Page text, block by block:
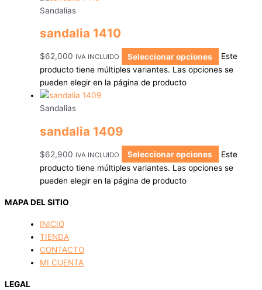
Sandalias
sandalia 1410
$62,000 IVA INCLUIDO Seleccionar opciones
Este
producto tiene múltiples variantes. Las opciones se
pueden elegir en la página de producto
Sandalias
sandalia 1409
$62,900 IVA INCLUIDO Seleccionar opciones
Este
producto tiene múltiples variantes. Las opciones se
pueden elegir en la página de producto
MAPA DEL SITIO
INICIO
TIENDA
CONTACTO
MI CUENTA
LEGAL